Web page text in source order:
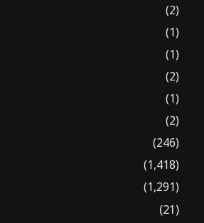
(2)
(1)
(1)
(2)
(1)
(2)
(246)
(1,418)
(1,291)
(21)